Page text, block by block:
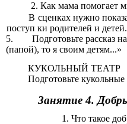
2. Как мама помогает
В сценках нужно
поступ ки родителей и детей.
5. Подготовьте рассказ на
(папой), то я своим детям...»
КУКОЛЬНЫЙ ТЕАТР
Подготовьте
Занятие 4.
Что такое